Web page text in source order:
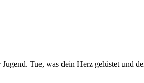
Tue, was dein Herz gelüstet und